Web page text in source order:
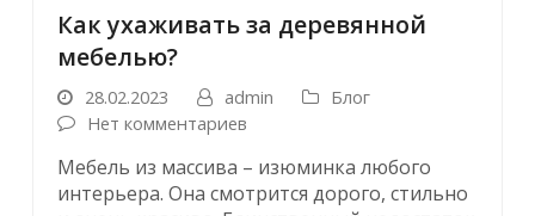
Как ухаживать за деревянной
мебелью?
28.02.2023 admin
Блог
Нет комментариев
Мебель из массива – изюминка любого
интерьера. Она смотрится дорого, стильно